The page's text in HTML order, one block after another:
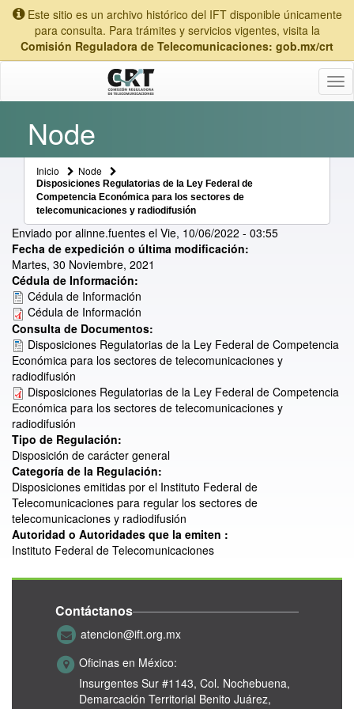
Este sitio es un archivo histórico del IFT disponible únicamente
para consulta. Para trámites y servicios vigentes, visita la
Comisión Reguladora de Telecomunicaciones: gob.mx/crt
Node
Inicio Node
Disposiciones Regulatorias de la Ley Federal de
Competencia Económica para los sectores de
telecomunicaciones y radiodifusión
Enviado por alinne.fuentes el Vie, 10/06/2022 - 03:55
Fecha de expedición o última modificación:
Martes, 30 Noviembre, 2021
Cédula de Información:
Cédula de Información
Cédula de Información
Consulta de Documentos:
Disposiciones Regulatorias de la Ley Federal de Competencia
Económica para los sectores de telecomunicaciones y
radiodifusión
Disposiciones Regulatorias de la Ley Federal de Competencia
Económica para los sectores de telecomunicaciones y
radiodifusión
Tipo de Regulación:
Disposición de carácter general
Categoría de la Regulación:
Disposiciones emitidas por el Instituto Federal de
Telecomunicaciones para regular los sectores de
telecomunicaciones y radiodifusión
Autoridad o Autoridades que la emiten :
Instituto Federal de Telecomunicaciones
Contáctanos
atencion@ift.org.mx
Oficinas en México:
Insurgentes Sur #1143, Col. Nochebuena,
Demarcación Territorial Benito Juárez,